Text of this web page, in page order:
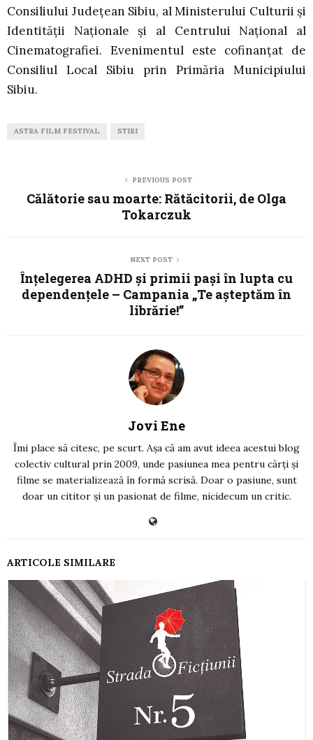
Consiliului Județean Sibiu, al Ministerului Culturii și
Identității Naționale și al Centrului Național al
Cinematografiei. Evenimentul este cofinanțat de
Consiliul Local Sibiu prin Primăria Municipiului
Sibiu.
ASTRA FILM FESTIVAL STIRI
PREVIOUS POST
Călătorie sau moarte: Rătăcitorii, de Olga
Tokarczuk
NEXT POST
Înțelegerea ADHD și primii pași în lupta cu
dependențele – Campania „Te aşteptăm în
librărie!”
Jovi Ene
Îmi place să citesc, pe scurt. Așa că am avut ideea acestui blog
colectiv cultural prin 2009, unde pasiunea mea pentru cărți și
filme se materializează în formă scrisă. Doar o pasiune, sunt
doar un cititor și un pasionat de filme, nicidecum un critic.
ARTICOLE SIMILARE